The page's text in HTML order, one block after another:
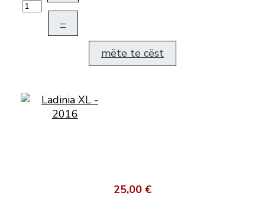
–
mëte te cëst
25,00 €